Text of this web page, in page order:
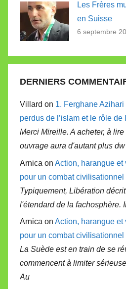
Les Frères
en Suisse
6 septembre
DERNIERS
Villard on 1. Ferghane
perdus de l’islam et le rôle de
Merci Mireille. A acheter, à
ouvrage aura d'autant plus
Arnica on Action, harangue et
pour un combat civilisationnel
Typiquement, Libération
l'étendard de la fachosphère.
Arnica on Action, harangue et
pour un combat civilisationnel
La Suède est en train de se
commencent à limiter
Au